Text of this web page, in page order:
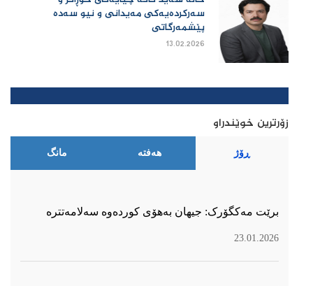
سەرکردەیەکی مەیدانی و نیو سەدە
پێشمەرگاتی
13.02.2026
زۆرترین خوێندراو
ڕۆژ هەفتە مانگ
برێت مەکگۆرک: جیهان بەهۆی کوردەوە سەلامەتترە
23.01.2026